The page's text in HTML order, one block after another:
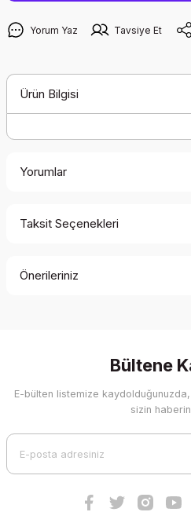
Yorum Yaz Tavsiye Et
Ürün Bilgisi
Yorumlar
Taksit Seçenekleri
Önerileriniz
Görüş ve önerileriniz için teşekkür
Ürün resmi kalitesiz, bozuk veya
Bültene
E-bülten listemize
sizin